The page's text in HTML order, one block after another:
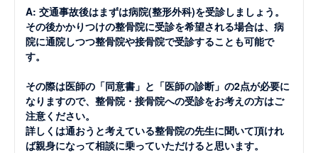
A: 交通事故後はまずは病院(整形外科)を受診しましょう。
その後かかりつけの整骨院に受診を希望される場合は、病
院に通院しつつ整骨院や接骨院で受診することも可能で
す。
その際は医師の「同意書」と「医師の診断」の2点が必要に
なりますので、整骨院・接骨院への受診をお考えの方はご
注意ください。
詳しくは通おうと考えている整骨院の先生に聞いて頂けれ
ば親身になって相談に乗っていただけると思います。